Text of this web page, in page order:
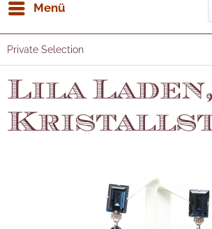
Menü
Private Selection
Lila Laden,